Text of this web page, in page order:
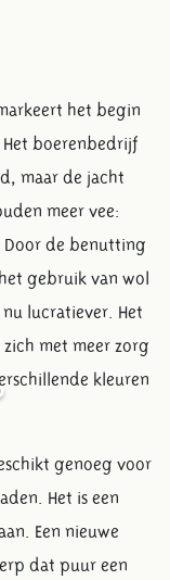
het begin
boerenbedrijf
maar de jacht
meer vee:
Door de benutting
gebruik van wol
lucratiever. Het
met meer zorg
kleuren
genoeg voor
Het is een
Een nieuwe
dat puur een